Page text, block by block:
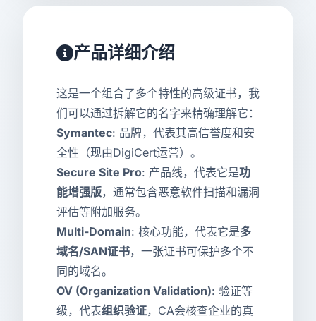
产品详细介绍
这是一个组合了多个特性的高级证书，我
们可以通过拆解它的名字来精确理解它：
Symantec: 品牌，代表其高信誉度和安
全性（现由DigiCert运营）。
Secure Site Pro: 产品线，代表它是功
能增强版，通常包含恶意软件扫描和漏洞
评估等附加服务。
Multi-Domain: 核心功能，代表它是多
域名/SAN证书，一张证书可保护多个不
同的域名。
OV (Organization Validation): 验证等
级，代表组织验证，CA会核查企业的真